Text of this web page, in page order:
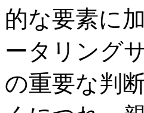
的な要素に
ータリング
の重要な判